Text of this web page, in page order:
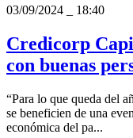
03/09/2024
18:40
Credicorp
con buenas
“Para lo que queda del
se beneficien de una
económica del pa...